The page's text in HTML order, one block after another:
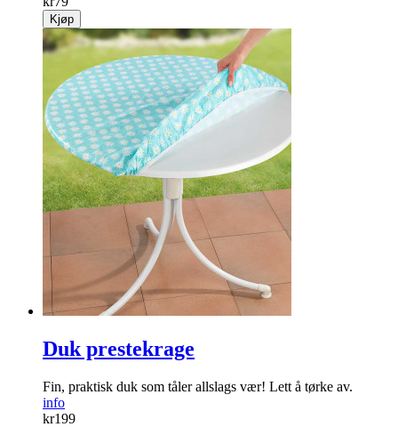
Kjøp
Duk prestekrage
Fin, praktisk duk som tåler allslags vær! Lett å tørke av.
info
kr199